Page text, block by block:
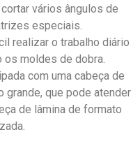
vários ângulos de
especiais.
realizar o trabalho diário
os moldes de dobra.
com uma cabeça de
grande, que pode atender
de lâmina de formato